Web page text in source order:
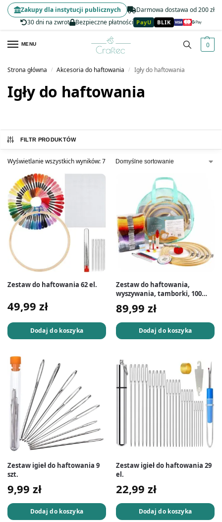
Darmowa dostawa od 200 zł
30 dni na zwrot
Bezpieczne płatności PayU BLIK
Zakupy dla instytucji publicznych
MENU 0
Strona główna / Akcesoria do haftowania / Igły do haftowania
Igły do haftowania
FILTR PRODUKTÓW
Wyświetlanie wszystkich wyników: 7
Zestaw do haftowania 62 el.
49,99 zł
Dodaj do koszyka
Zestaw do haftowania,
wyszywania, tamborki, 100
mulin, igły, etui
89,99 zł
Dodaj do koszyka
Zestaw igieł do haftowania 9
szt.
9,99 zł
Dodaj do koszyka
Zestaw igieł do haftowania 29
el.
22,99 zł
Dodaj do koszyka